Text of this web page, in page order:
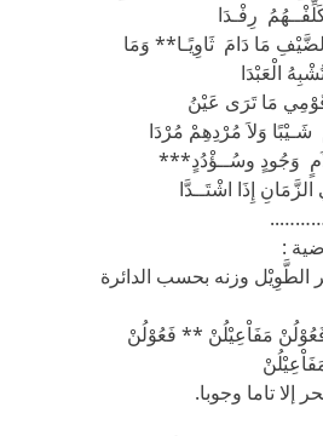
رِفْـدَا
الضَّيْفِ مَا دَامَ ثَاوِيًـا** وَمَا
الْعَبْدَا
مَا تَرَى عَيْنُ
وَلاَ مُرْدِهِمْ مُرْدَا
وَجُودٍ وسُــؤْدُدٍ***
إِذَا اشْتَــدَّا
:
الطَّوِيْل وزنه بحسب الدائرة
مَفَاْعِيْلُنْ ** فَعُوْلُنْ
إلا تاما وجوبا.